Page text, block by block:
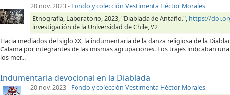
20 nov. 2023- Fondo y colección Vestimenta Héctor Morales
Etnografía, Laboratorio, 2023, "Diablada de Antaño.", https://
investigación de la Universidad de Chile, V2
Hacia mediados del siglo XX, la indumentaria de la danza religiosa de la
Calama por integrantes de las mismas agrupaciones. Los trajes indicaban
los mer...
Indumentaria devocional en la Diablada
20 nov. 2023- Fondo y colección Vestimenta Héctor Morales